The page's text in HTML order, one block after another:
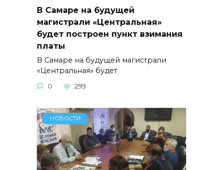
В Самаре на будущей
магистрали «Центральная»
будет построен пункт взимания
платы
В Самаре на будущей магистрали
«Центральная» будет
0 299
НОВОСТИ